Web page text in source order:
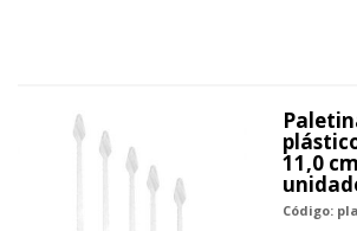
11,0
Código: